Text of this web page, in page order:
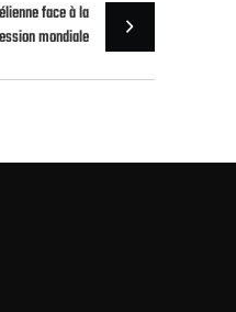
face à la
mondiale